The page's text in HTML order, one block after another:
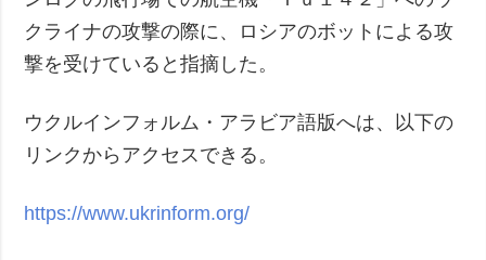
クライナの攻撃の際に、ロシアのボットによる攻
撃を受けていると指摘した。
ウクルインフォルム・アラビア語版へは、以下の
リンクからアクセスできる。
https://www.ukrinform.org/